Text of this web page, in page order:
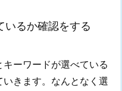
いるか確認をする
ーワードが選べている
きます。なんとなく選